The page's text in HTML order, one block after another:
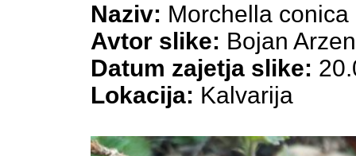
Naziv: Morchella conica
Avtor slike: Bojan
Datum zajetja slike:
Lokacija: Kalvarija